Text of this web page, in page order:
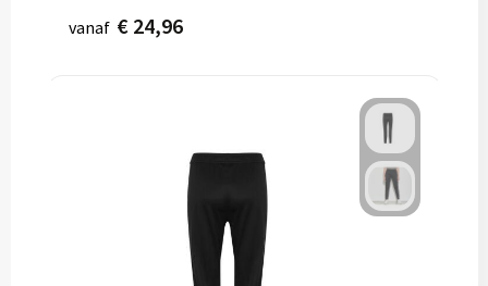
vanaf € 24,96